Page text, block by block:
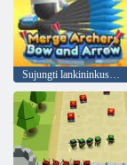
Sujungti lankininkus ir strėles